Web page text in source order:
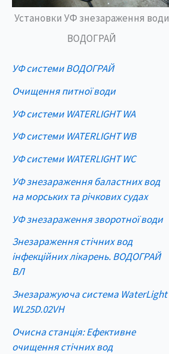
Установки УФ знезараження води
ВОДОГРАЙ
УФ системи ВОДОГРАЙ
Очищення питної води
УФ системи WATERLIGHT WA
УФ системи WATERLIGHT WB
УФ системи WATERLIGHT WC
УФ знезараження баластних вод
на морських та річкових судах
УФ знезараження зворотної води
Знезараження стічних вод
інфекційних лікарень. ВОДОГРАЙ
ВЛ
Знезаражуюча система WaterLight
WL25D.02VH
Очисна станція: Ефективне
очищення стічних вод